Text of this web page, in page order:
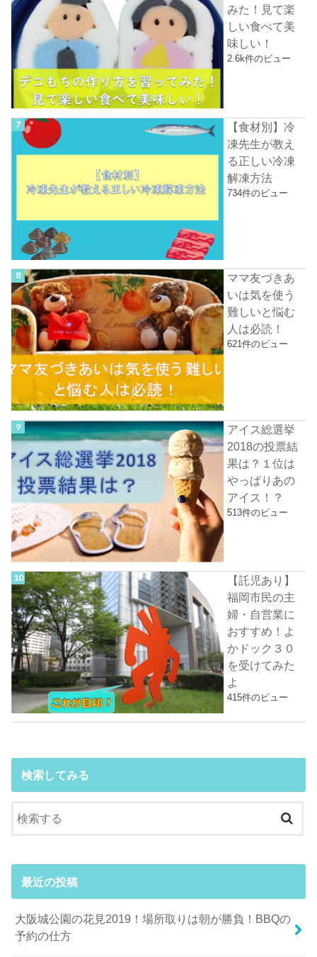
みた！見て楽
しい食べて美
味しい！
2.6k件のビュー
【食材別】冷
凍先生が教え
る正しい冷凍
解凍方法
734件のビュー
ママ友づきあ
いは気を使う
難しいと悩む
人は必読！
621件のビュー
アイス総選挙
2018の投票結
果は？１位は
やっぱりあの
アイス！？
513件のビュー
【託児あり】
福岡市民の主
婦・自営業に
おすすめ！よ
かドック３０
を受けてみた
よ
415件のビュー
検索してみる
最近の投稿
大阪城公園の花見2019！場所取りは朝が勝負！BBQの
予約の仕方